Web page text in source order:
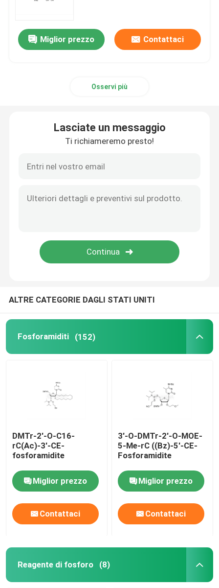
Delivery system
Miglior prezzo Contattaci
Osservi più
Lasciate un messaggio
Ti richiameremo presto!
ALTRE CATEGORIE DAGLI STATI UNITI
Fosforamiditi (152)
DMTr-2'-O-C16-
rC(Ac)-3'-CE-
fosforamidite
Miglior prezzo
Contattaci
3'-O-DMTr-2'-O-MOE-
5-Me-rC ((Bz)-5'-CE-
Fosforamidite
Miglior prezzo
Contattaci
Reagente di fosforo (8)